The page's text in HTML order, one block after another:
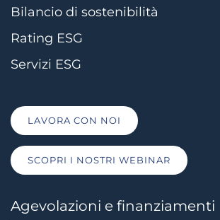
Bilancio di sostenibilità
Rating ESG
Servizi ESG
LAVORA CON NOI
SCOPRI I NOSTRI WEBINAR
Agevolazioni e finanziamenti